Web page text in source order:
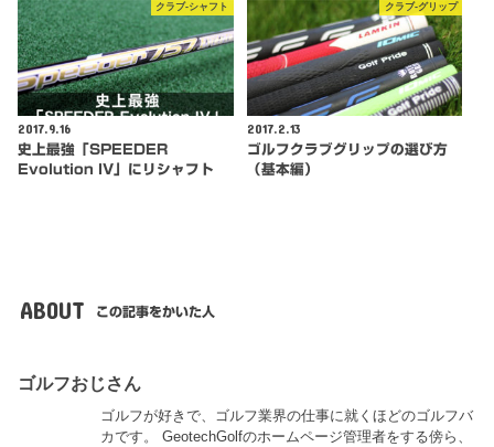
クラブ-シャフト
2017.9.16
史上最強「SPEEDER
Evolution IV」にリシャフト
クラブ-グリップ
2017.2.13
ゴルフクラブグリップの選び方
（基本編）
ABOUT この記事をかいた人
ゴルフおじさん
ゴルフが好きで、ゴルフ業界の仕事に就くほどのゴルフバ
カです。 GeotechGolfのホームページ管理者をする傍ら、